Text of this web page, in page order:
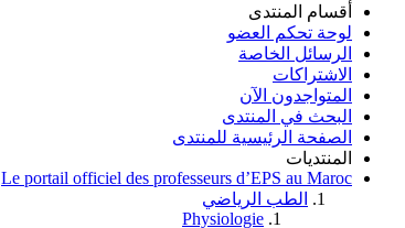
أقسام المنتدى
لوحة تحكم العضو
الرسائل الخاصة
الاشتراكات
المتواجدون الآن
البحث في المنتدى
الصفحة الرئيسية للمنتدى
المنتديات
Le portail officiel des professeurs d’EPS au Maroc
الطب الرياضي
Physiologie